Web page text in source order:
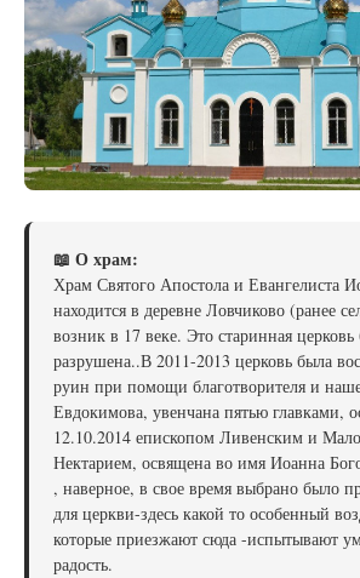
📖 О храм:
Храм Святого Апостола и Евангелиста
находится в деревне Ловчиково (ранее
возник в 17 веке. Это старинная церковь
разрушена..В 2011-2013 церковь была
руин при помощи благотворителя и
Евдокимова, увенчана пятью главками,
12.10.2014 епископом Ливенским и
Нектарием, освящена во имя Иоанна
, наверное, в свое время выбрано было
для церкви-здесь какой то особенный
которые приезжают сюда -испытывают
радость.